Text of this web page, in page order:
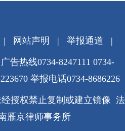
网站声明 | 举报通道 |
告热线0734-8247111 0734-
举报电话0734-8686226
授权禁止复制或建立镜像 法
雁京律师事务所